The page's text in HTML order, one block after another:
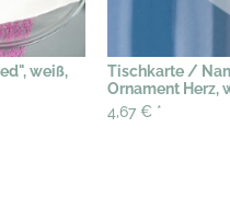
weiß,
Tischkarte /
Ornament Herz,
4,67 € *